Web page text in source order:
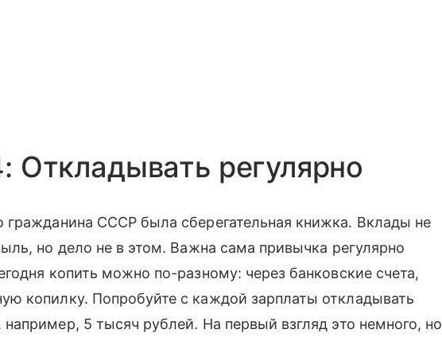
Откладывать регулярно
гражданина СССР была сберегательная книжка. Вклады не
но дело не в этом. Важна сама привычка регулярно
копить можно по-разному: через банковские счета,
копилку. Попробуйте с каждой зарплаты откладывать
5 тысяч рублей. На первый взгляд это немного, но